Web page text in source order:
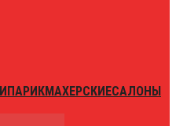
ПАРИКМАХЕРСКИЕСАЛОНЫ